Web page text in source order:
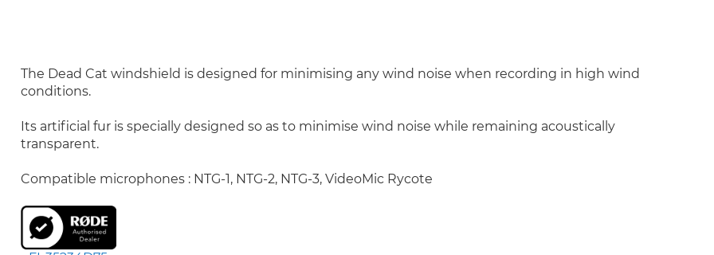
The Dead Cat windshield is designed for minimising any wind noise when recording in high wind
conditions.
Its artificial fur is specially designed so as to minimise wind noise while remaining acoustically
transparent.
Compatible microphones : NTG-1, NTG-2, NTG-3, VideoMic Rycote